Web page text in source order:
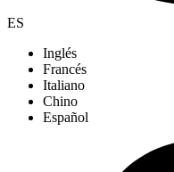
ES
Inglés
Francés
Italiano
Chino
Español